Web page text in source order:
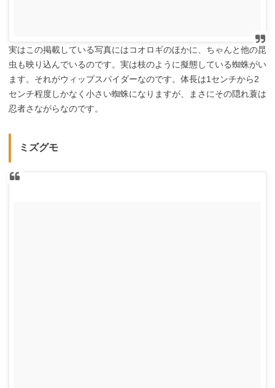
実はこの掲載している写真にはコオロギのほかに、ちゃんと他の昆
虫も映り込んでいるのです。実は枝のように擬態している蜘蛛がい
ます。それがウィップスパイダーなのです。体長は1センチから2
センチ程度しかなく小さい蜘蛛になりますが、まさにその隠れ蓑は
忍者さながらなのです。
ミズグモ